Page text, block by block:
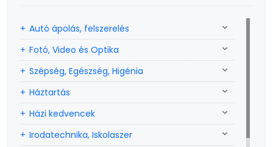
Autó ápolás, felszerelés
Fotó, Video és Optika
Szépség, Egészség, Higénia
Háztartás
Házi kedvencek
Irodatechnika, Iskolaszer